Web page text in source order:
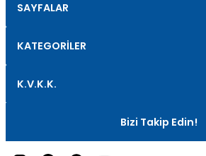
SAYFALAR
KATEGORİLER
K.V.K.K.
Bizi Takip Edin!